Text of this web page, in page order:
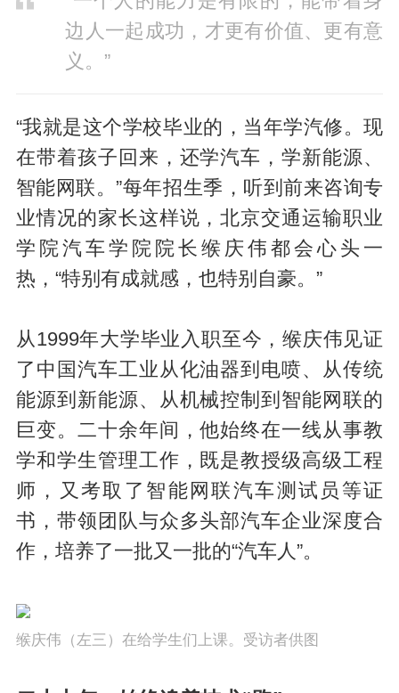
边人一起成功，才更有价值、更有意
义。”
“我就是这个学校毕业的，当年学汽修。现
在带着孩子回来，还学汽车，学新能源、
智能网联。”每年招生季，听到前来咨询专
业情况的家长这样说，北京交通运输职业
学院汽车学院院长缑庆伟都会心头一
热，“特别有成就感，也特别自豪。”
从1999年大学毕业入职至今，缑庆伟见证
了中国汽车工业从化油器到电喷、从传统
能源到新能源、从机械控制到智能网联的
巨变。二十余年间，他始终在一线从事教
学和学生管理工作，既是教授级高级工程
师，又考取了智能网联汽车测试员等证
书，带领团队与众多头部汽车企业深度合
作，培养了一批又一批的“汽车人”。
缑庆伟（左三）在给学生们上课。受访者供图